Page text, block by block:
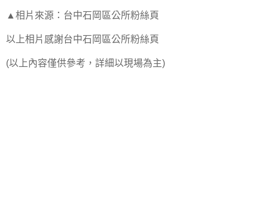
▲相片來源：台中石岡區公所粉絲頁
以上相片感謝台中石岡區公所粉絲頁
(以上內容僅供參考，詳細以現場為主)